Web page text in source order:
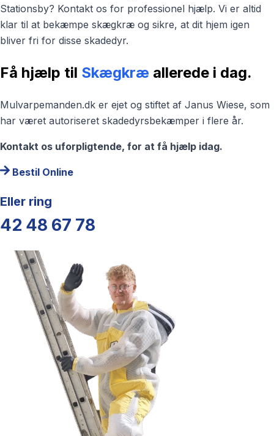
Stationsby? Kontakt os for professionel hjælp. Vi er altid
klar til at bekæmpe skægkræ og sikre, at dit hjem igen
bliver fri for disse skadedyr.
Få hjælp til Skægkræ allerede i dag.
Mulvarpemanden.dk er ejet og stiftet af Janus Wiese, som
har været autoriseret skadedyrsbekæmper i flere år.
Kontakt os uforpligtende, for at få hjælp idag.
Bestil Online
Eller ring
42 48 67 78